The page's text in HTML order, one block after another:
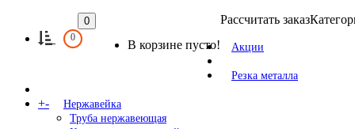
0
0
В корзине пусто!
Рассчитать заказ
Акции
Резка металла
+-
Нержавейка
Труба нержавеющая